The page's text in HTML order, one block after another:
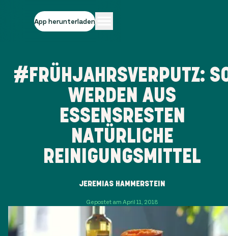
App herunterladen
#FRÜHJAHRSVERPUTZ:
WERDEN AUS
ESSENSRESTEN
NATÜRLICHE
REINIGUNGSMITTEL
JEREMIAS HAMMERSTEIN
Gepostet am April 11, 2018